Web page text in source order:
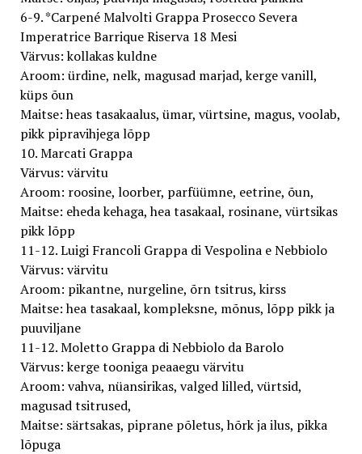
6-9. *Carpené Malvolti Grappa Prosecco Severa
Imperatrice Barrique Riserva 18 Mesi
Värvus: kollakas kuldne
Aroom: ürdine, nelk, magusad marjad, kerge vanill,
küps õun
Maitse: heas tasakaalus, ümar, vürtsine, magus, voolab,
pikk pipravihjega lõpp
10. Marcati Grappa
Värvus: värvitu
Aroom: roosine, loorber, parfüümne, eetrine, õun,
Maitse: eheda kehaga, hea tasakaal, rosinane, vürtsikas
pikk lõpp
11-12. Luigi Francoli Grappa di Vespolina e Nebbiolo
Värvus: värvitu
Aroom: pikantne, nurgeline, õrn tsitrus, kirss
Maitse: hea tasakaal, kompleksne, mõnus, lõpp pikk ja
puuviljane
11-12. Moletto Grappa di Nebbiolo da Barolo
Värvus: kerge tooniga peaaegu värvitu
Aroom: vahva, nüansirikas, valged lilled, vürtsid,
magusad tsitrused,
Maitse: särtsakas, piprane põletus, hõrk ja ilus, pikka
lõpuga